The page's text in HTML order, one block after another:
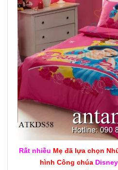
Rất nhiều Mẹ đã lựa chọn
hình Công chúa